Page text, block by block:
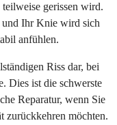
gerissen wird.
und Ihr Knie wird sich
anfühlen.
Riss dar, bei
Dies ist die schwerste
Reparatur, wenn Sie
zurückkehren möchten.